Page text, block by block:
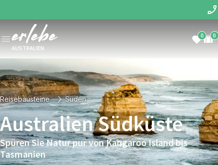
AUSTRALIEN
0 0
Reisebausteine Süden
Australien Südküste
Spüren Sie Natur pur von Kangaroo Island bis
Tasmanien